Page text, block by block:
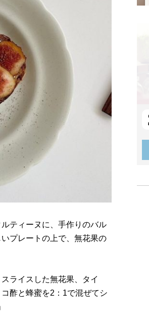
ティーヌに、手作りのバル
プレートの上で、無花果の
ライスした無花果、タイ
酢と蜂蜜を2：1で混ぜてシ